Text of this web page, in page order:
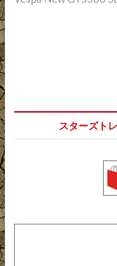
稿
シ
ョ
スターズト